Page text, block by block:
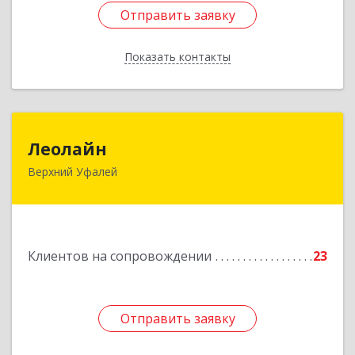
Отправить заявку
Показать контакты
Отправить заявку
Назад
Леолайн
Верхний Уфалей
Клиентов на сопровождении 23
Отправить заявку
456800, Челябинская обл, Верхний Уфалей г,
Отправить заявку